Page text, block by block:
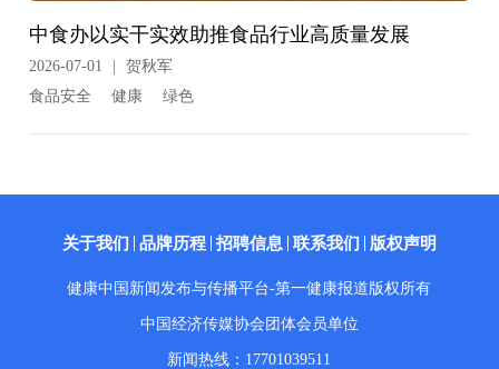
中食办以实干实效助推食品行业高质量发展
2026-07-01
贺秋军
食品安全
健康 绿色
关于我们 品牌历程 招聘信息 联系我们 版权声明
健康中国新闻发布与传播平台-第一健康报道版权所有
中国经济传媒协会团体会员单位
新闻热线：17701039511